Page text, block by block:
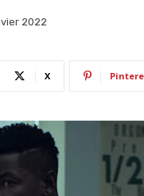
2022
X